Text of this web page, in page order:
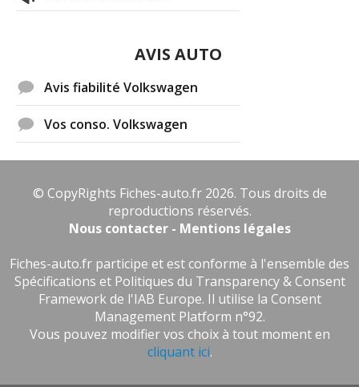
AVIS AUTO
Avis fiabilité Volkswagen
Vos conso. Volkswagen
© CopyRights Fiches-auto.fr 2026. Tous droits de
reproductions réservés.
Nous contacter - Mentions légales
Fiches-auto.fr participe et est conforme à l'ensemble des
Spécifications et Politiques du Transparency & Consent
Framework de l'IAB Europe. Il utilise la Consent
Management Platform n°92.
Vous pouvez modifier vos choix à tout moment en
cliquant ici.